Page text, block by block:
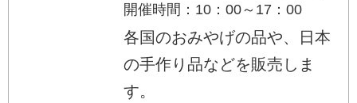
開催時間：10：00～17：00
各国のおみやげの品や、日本
の手作り品などを販売しま
す。